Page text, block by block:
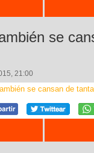
se
21:00